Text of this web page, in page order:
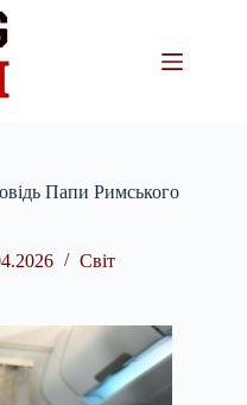
Папи Римського
Світ